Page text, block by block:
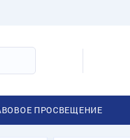
ПРОСВЕЩЕНИЕ